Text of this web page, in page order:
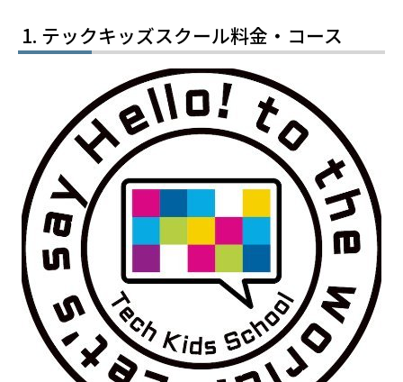
テックキッズスクール料金・コース